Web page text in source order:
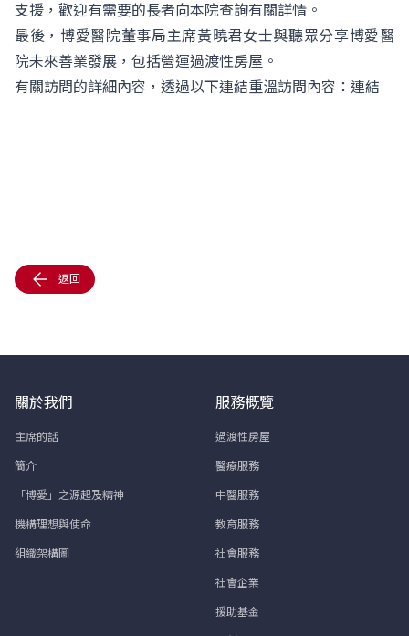
支援，歡迎有需要的長者向本院查詢有關詳情。
最後，博愛醫院董事局主席黃曉君女士與聽眾分享博愛醫
院未來善業發展，包括營運過渡性房屋。
有關訪問的詳細內容，透過以下連結重溫訪問內容： 連結
返回
關於我們
主席的話
簡介
「博愛」之源起及精神
機構理想與使命
組織架構圖
服務概覽
過渡性房屋
醫療服務
中醫服務
教育服務
社會服務
社會企業
援助基金